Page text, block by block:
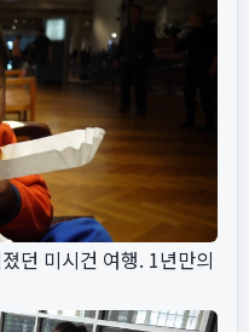
던 미시건 여행. 1년만의